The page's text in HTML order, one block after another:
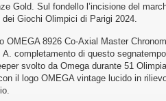
Gold. Sul fondello l’incisione del
Giochi Olimpici di Parigi 2024.
OMEGA 8926 Co-Axial Master
completamento di questo
svolto da Omega durante 51
il logo OMEGA vintage lucido in